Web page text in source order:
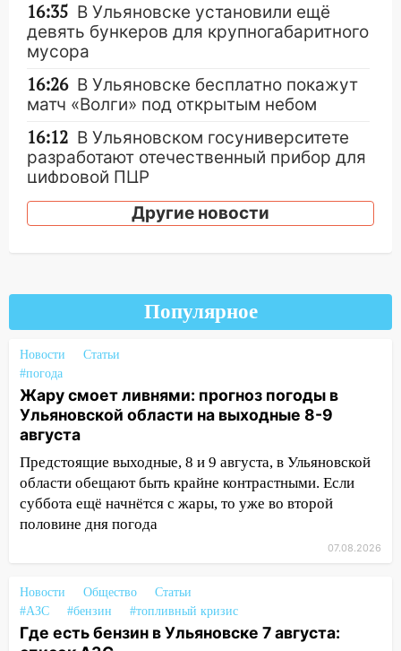
16:35 В Ульяновске установили ещё
девять бункеров для крупногабаритного
мусора
16:26 В Ульяновске бесплатно покажут
матч «Волги» под открытым небом
16:12 В Ульяновском госуниверситете
разработают отечественный прибор для
цифровой ПЦР
15:47
Ульяновцы могут вернуть деньги
за абонементы закрывшегося фитнес-
прокуратуры в селах Ульяновской
области привели в порядок детские
15:27
капремонт школы в селе Кивать
15:08 В Кузоватово после прокурорской
проверки обновили разметку на
пешеходных переходах
14:40 На проспекте Гая в Ульяновске
запретили остановку автомобилей на
большой фестиваль «Наше время» с
мотофристайлом и концертом
«Мураками»
Другие новости
Популярное
Новости
Статьи
#погода
Жару смоет ливнями: прогноз погоды в
Ульяновской области на выходные 8-9
августа
Предстоящие выходные, 8 и 9 августа, в Ульяновской
области обещают быть крайне контрастными. Если
суббота ещё начнётся с жары, то уже во второй
половине дня погода
07.08.2026
Новости Общество
Статьи
#АЗС
#бензин #топливный кризис
Где есть бензин в Ульяновске 7 августа: